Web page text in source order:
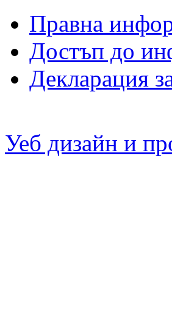
Правна
Достъп до
Декларация
Уеб дизайн и